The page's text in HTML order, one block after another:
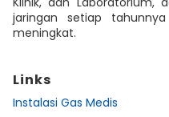
jaringan setiap
meningkat.
Links
Instalasi Gas Medis